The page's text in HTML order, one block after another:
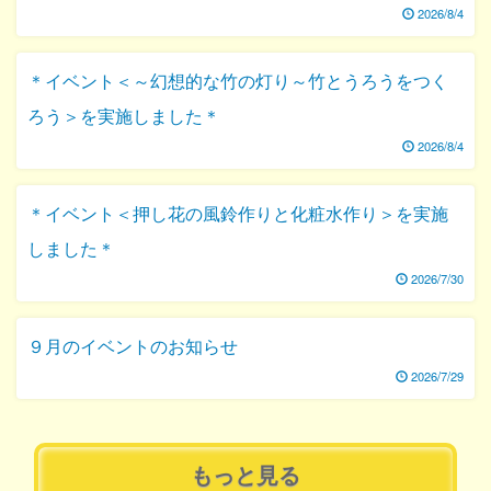
2026/8/4
＊イベント＜～幻想的な竹の灯り～竹とうろうをつく
ろう＞を実施しました＊
2026/8/4
＊イベント＜押し花の風鈴作りと化粧水作り＞を実施
しました＊
2026/7/30
９月のイベントのお知らせ
2026/7/29
もっと見る